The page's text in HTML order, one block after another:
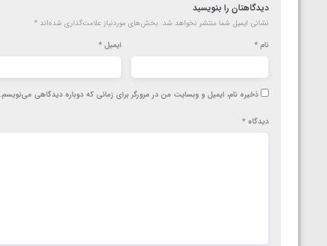
دیدگاهتان را بنویسید
نشانی ایمیل شما منتشر نخواهد شد. بخش‌های موردنیاز علامت‌گذاری شده‌اند *
نام * ایمیل*
ذخیره نام، ایمیل و وبسایت من در مرورگر برای زمانی که دوباره دیدگاهی می‌نویسم.
دیدگاه *